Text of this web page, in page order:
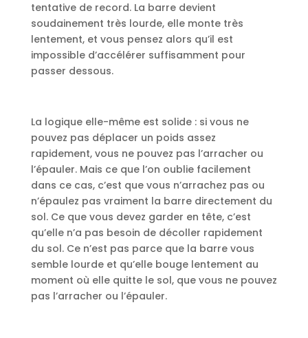
tentative de record. La barre devient
soudainement très lourde, elle monte très
lentement, et vous pensez alors qu’il est
impossible d’accélérer suffisamment pour
passer dessous.
La logique elle-même est solide : si vous ne
pouvez pas déplacer un poids assez
rapidement, vous ne pouvez pas l’arracher ou
l’épauler. Mais ce que l’on oublie facilement
dans ce cas, c’est que vous n’arrachez pas ou
n’épaulez pas vraiment la barre directement du
sol. Ce que vous devez garder en tête, c’est
qu’elle n’a pas besoin de décoller rapidement
du sol. Ce n’est pas parce que la barre vous
semble lourde et qu’elle bouge lentement au
moment où elle quitte le sol, que vous ne pouvez
pas l’arracher ou l’épauler.